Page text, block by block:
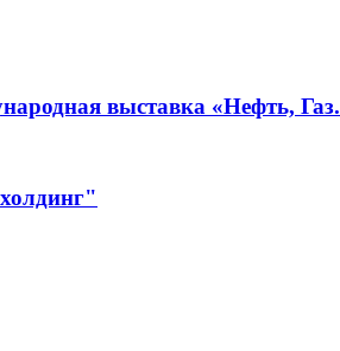
выставка «Нефть,